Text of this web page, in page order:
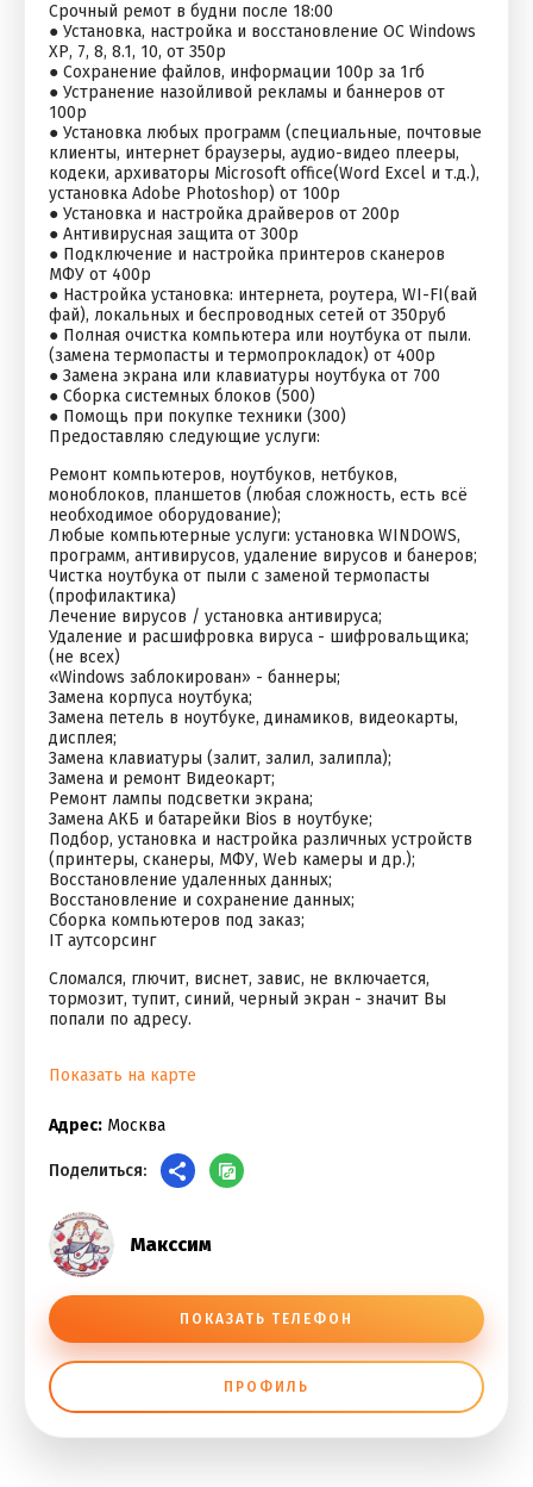
Срочный ремот в будни после 18:00
● Установка, настройка и восстановление ОС Windоws
ХР, 7, 8, 8.1, 10, от 350р
● Сохранение файлов, информации 100р за 1гб
● Устранение назойливой рекламы и баннеров от
100р
● Установка любых программ (специальные, почтовые
клиенты, интернет браузеры, аудио-видео плееры,
кодеки, архиваторы Мiсrоsоft оffiсе(Wоrd Ехсеl и т.д.),
установка Аdоbе Рhоtоshор) от 100р
● Установка и настройка драйверов от 200р
● Антивирусная защита от 300р
● Подключение и настройка принтеров сканеров
МФУ от 400р
● Настройка установка: интернета, роутера, WI-FI(вай
фай), локальных и беспроводных сетей от 350руб
● Полная очистка компьютера или ноутбука от пыли.
(замена термопасты и термопрокладок) от 400р
● Замена экрана или клавиатуры ноутбука от 700
● Сборка системных блоков (500)
● Помощь при покупке техники (300)
Предоставляю следующие услуги:
Ремонт компьютеров, ноутбуков, нетбуков,
моноблоков, планшетов (любая сложность, есть всё
необходимое оборудование);
Любые компьютерные услуги: установка WINDОWS,
программ, антивирусов, удаление вирусов и банеров;
Чистка ноутбука от пыли с заменой термопасты
(профилактика)
Лечение вирусов / установка антивируса;
Удаление и расшифровка вируса - шифровальщика;
(не всех)
«Windоws заблокирован» - баннеры;
Замена корпуса ноутбука;
Замена петель в ноутбуке, динамиков, видеокарты,
дисплея;
Замена клавиатуры (залит, залил, залипла);
Замена и ремонт Видеокарт;
Ремонт лампы подсветки экрана;
Замена АКБ и батарейки Вiоs в ноутбуке;
Подбор, установка и настройка различных устройств
(принтеры, сканеры, МФУ, Wеb камеры и др.);
Восстановление удаленных данных;
Восстановление и сохранение данных;
Сборка компьютеров под заказ;
IT аутсорсинг
Сломался, глючит, виснет, завис, не включается,
тормозит, тупит, синий, черный экран - значит Вы
попали по адресу.
Показать на карте
Адрес: Москва
Поделиться:
Макссим
ПОКАЗАТЬ ТЕЛЕФОН
ПРОФИЛЬ